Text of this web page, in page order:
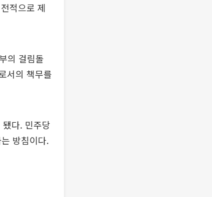
적으로 제
의 걸림돌
서의 책무를
다. 민주당
방침이다.